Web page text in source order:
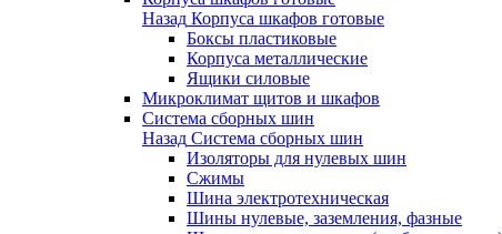
Назад Корпуса шкафов готовые
Боксы пластиковые
Корпуса металлические
Ящики силовые
Микроклимат щитов и шкафов
Система сборных шин
Назад Система сборных шин
Изоляторы для нулевых шин
Сжимы
Шина электротехническая
Шины нулевые, заземления, фазные